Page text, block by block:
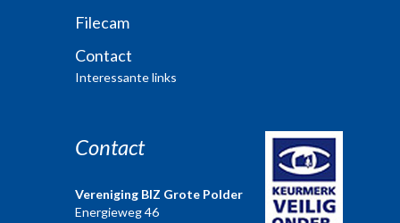
Filecam
Contact
Interessante links
Contact
Vereniging BIZ Grote Polder
Energieweg 46